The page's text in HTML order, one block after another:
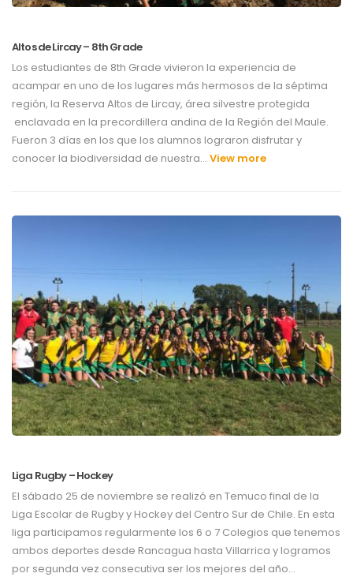
Altos de Lircay – 8th Grade
Los estudiantes de 8th Grade vivieron la experiencia de
acampar en uno de los lugares más hermosos de la séptima
región, la Reserva Altos de Lircay, área silvestre protegida
enclavada en la precordillera andina de la Región del Maule.
Fueron 3 días en los que los alumnos lograron disfrutar y
conocer la biodiversidad de nuestra… View more
Liga Rugby – Hockey
El sábado 25 de noviembre se realizó en Temuco final de la
Liga Escolar de Rugby y Hockey del Centro Sur de Chile. En esta
liga participamos regularmente los 6 o 7 Colegios que tenemos
ambos deportes desde Rancagua hasta Villarrica y logramos
por segunda vez consecutiva ser los mejores del año…